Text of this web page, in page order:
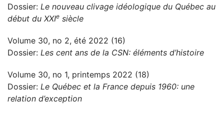
Dossier: Le nouveau clivage idéologique du Québec au
début du XXIe siècle
Volume 30, no 2, été 2022 (16)
Dossier: Les cent ans de la CSN: éléments d’histoire
Volume 30, no 1, printemps 2022 (18)
Dossier: Le Québec et la France depuis 1960: une
relation d’exception